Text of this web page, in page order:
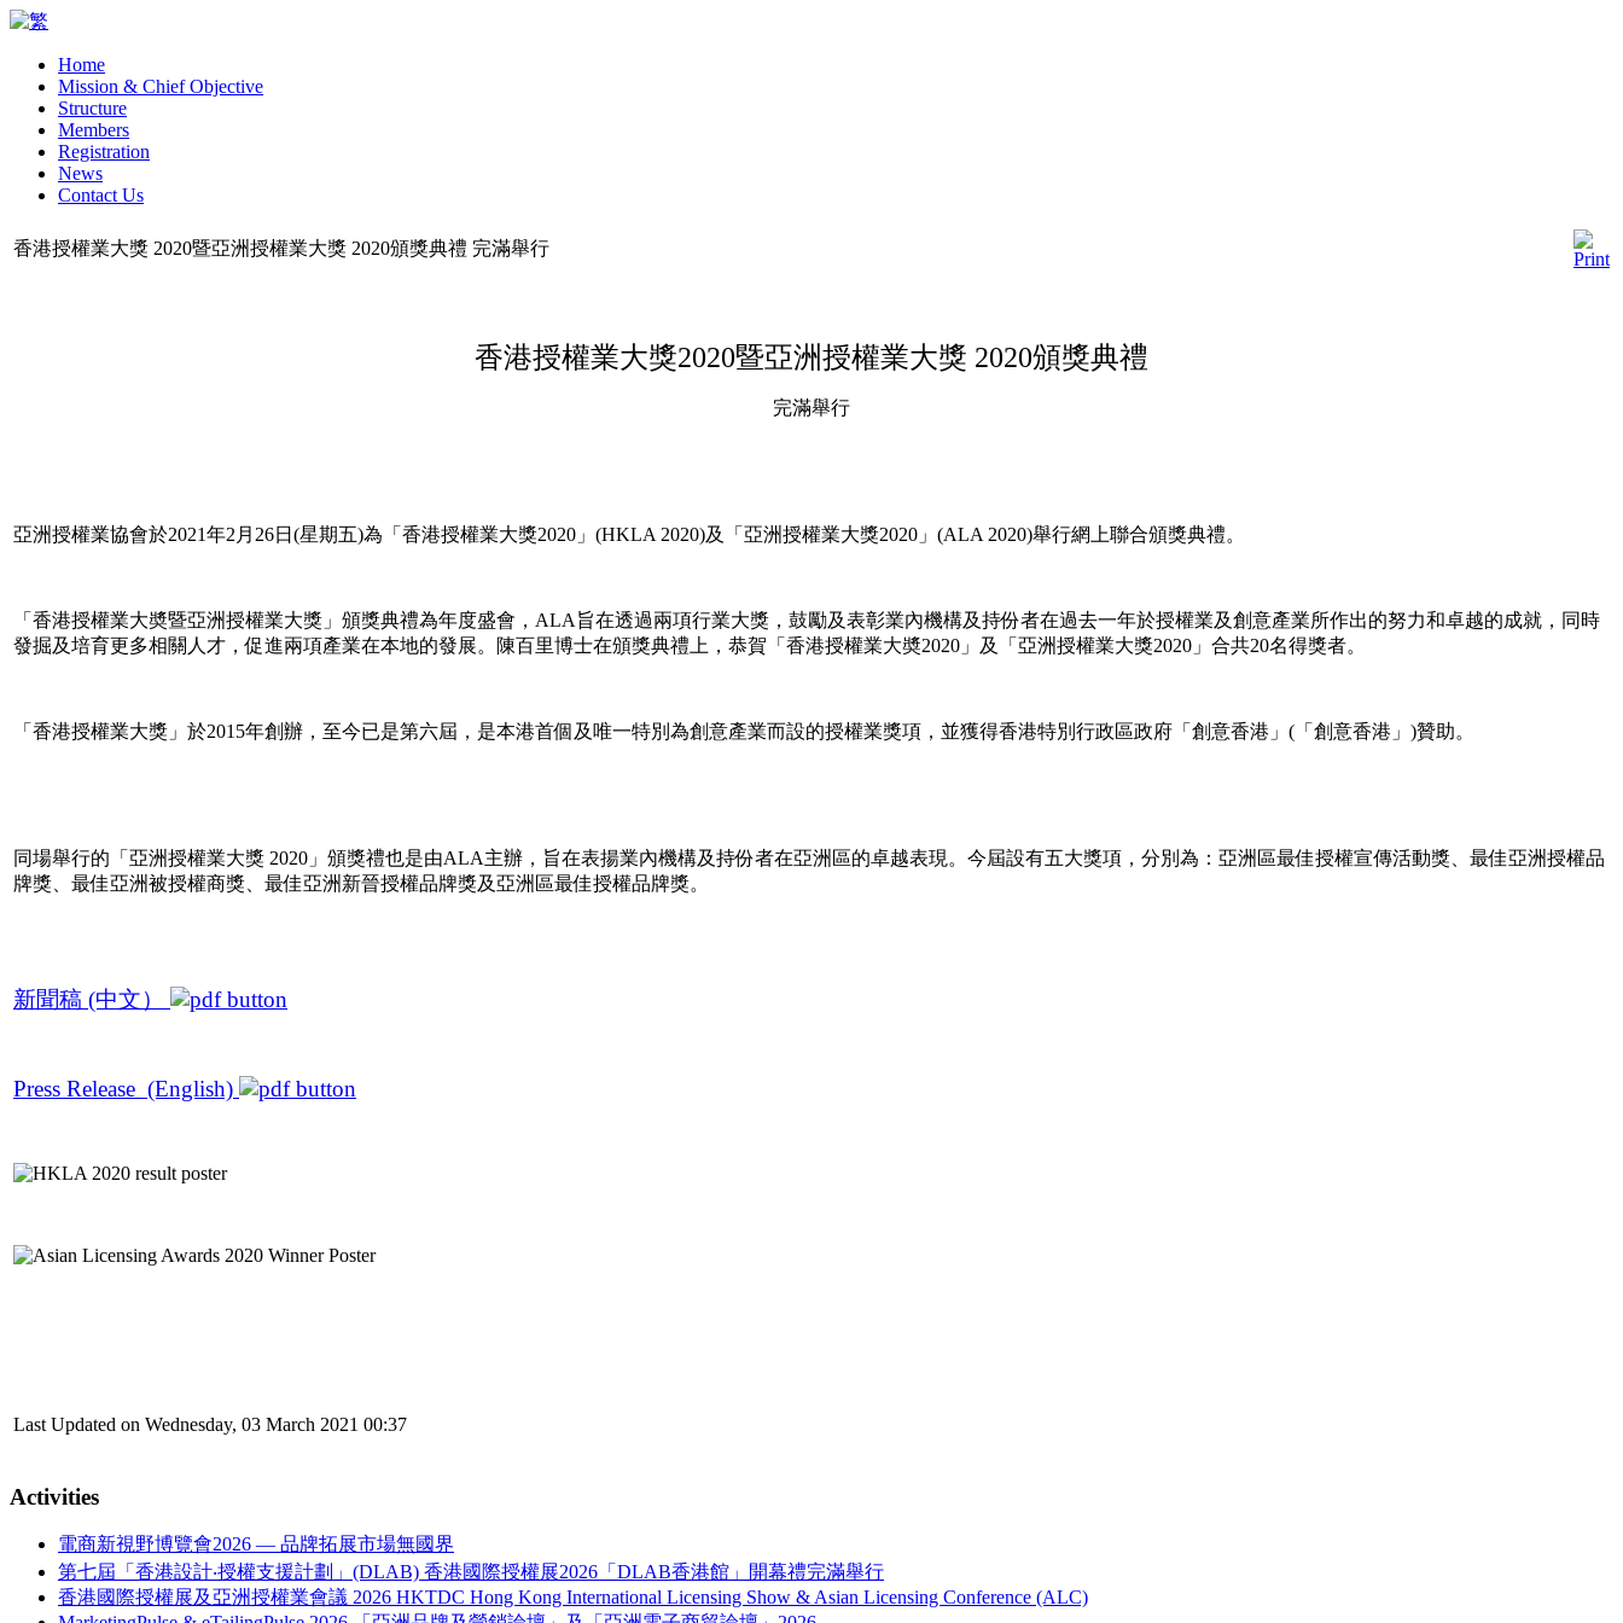
Home
Mission & Chief Objective
Structure
Members
Registration
News
Contact Us
香港授權業大獎 2020暨亞洲授權業大獎 2020頒獎典禮 完滿舉行
香港授權業大獎2020暨亞洲授權業大獎 2020頒獎典禮
完滿舉行
亞洲授權業協會於2021年2月26日(星期五)為「香港授權業大獎2020」(HKLA 2020)及「亞洲授權業大獎2020」(ALA 2020)舉行網上聯合頒獎典禮。
「香港授權業大奬暨亞洲授權業大獎」頒獎典禮為年度盛會，ALA旨在透過兩項行業大獎，鼓勵及表彰業內機構及持份者在過去一年於授權業及創意產業所作出的努力和卓越的成就，同時
發掘及培育更多相關人才，促進兩項產業在本地的發展。陳百里博士在頒獎典禮上，恭賀「香港授權業大奬2020」及「亞洲授權業大獎2020」合共20名得獎者。
「香港授權業大獎」於2015年創辦，至今已是第六屆，是本港首個及唯一特別為創意產業而設的授權業獎項，並獲得香港特別行政區政府「創意香港」(「創意香港」)贊助。
同場舉行的「亞洲授權業大獎 2020」頒獎禮也是由ALA主辦，旨在表揚業內機構及持份者在亞洲區的卓越表現。今屆設有五大獎項，分別為：亞洲區最佳授權宣傳活動獎、最佳亞洲授權品
牌獎、最佳亞洲被授權商獎、最佳亞洲新晉授權品牌獎及亞洲區最佳授權品牌獎。
新聞稿 (中文）
Press Release (English)
Last Updated on Wednesday, 03 March 2021 00:37
Activities
電商新視野博覽會2026 — 品牌拓展市場無國界
第七屆「香港設計‧授權支援計劃」(DLAB) 香港國際授權展2026「DLAB香港館」開幕禮完滿舉行
香港國際授權展及亞洲授權業會議 2026 HKTDC Hong Kong International Licensing Show & Asian Licensing Conference (ALC)